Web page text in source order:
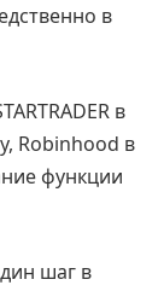
в
в
Robinhood в
функции
шаг в